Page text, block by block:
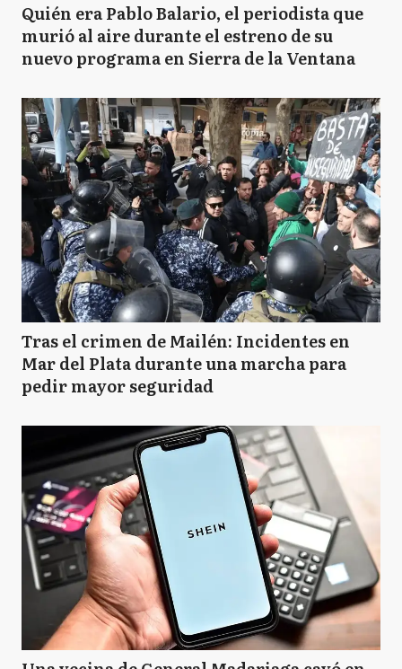
Quién era Pablo Balario, el periodista que
murió al aire durante el estreno de su
nuevo programa en Sierra de la Ventana
Tras el crimen de Mailén: Incidentes en
Mar del Plata durante una marcha para
pedir mayor seguridad